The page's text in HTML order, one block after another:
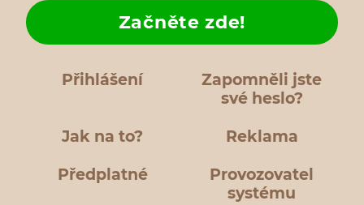
Přihlášení
Zapomněli jste
své heslo?
Jak na to?
Začněte zde!
Reklama
Předplatné
Provozovatel
systému